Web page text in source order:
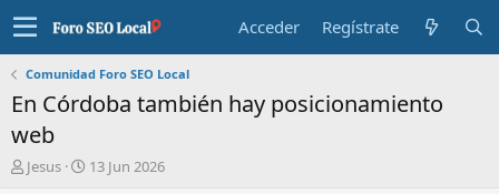
Acceder Regístrate
Comunidad Foro SEO Local
En Córdoba también hay posicionamiento
web
IJesus
F13 Jun 2026